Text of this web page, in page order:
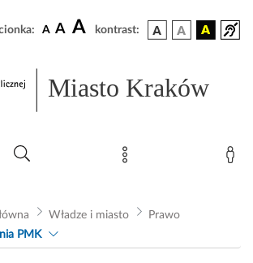
A A A kontrast:
Miasto Kraków
Władze i miasto
Prawo
PMK